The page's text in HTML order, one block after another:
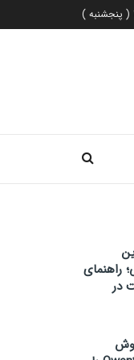
راهنمای
در